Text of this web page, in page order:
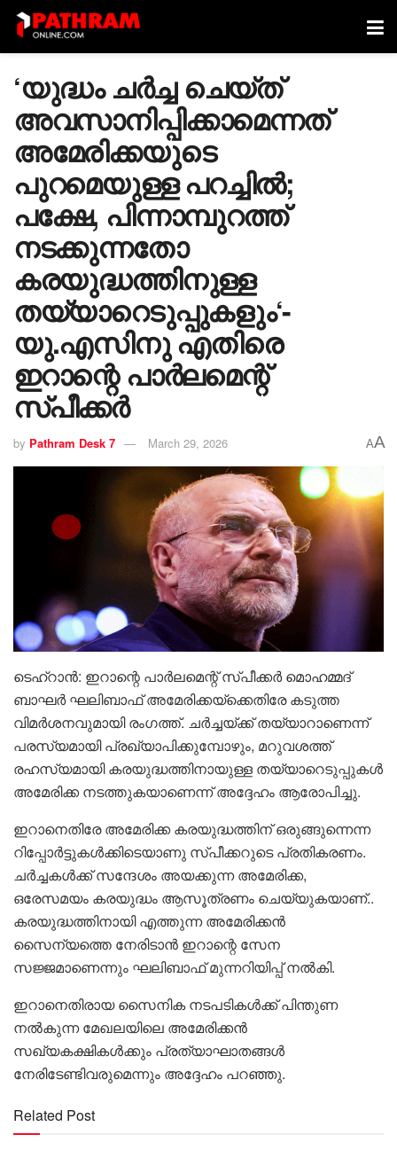
‘യുദ്ധം ചർച്ച ചെയ്ത്
അവസാനിപ്പിക്കാമെന്നത്
അമേരിക്കയുടെ
പുറമെയുള്ള പറച്ചിൽ;
പക്ഷേ, പിന്നാമ്പുറത്ത്
നടക്കുന്നതോ
കരയുദ്ധത്തിനുള്ള
തയ്യാറെടുപ്പുകളും‘-
യു.എസിനു എതിരെ
ഇറാന്റെ പാർലമെന്റ്
സ്പീക്കർ
by Pathram Desk 7 March 29, 2026 AA
ടെഹ്‌റാൻ: ഇറാന്റെ പാർലമെന്റ് സ്പീക്കർ മൊഹമ്മദ്
ബാഘർ ഘലിബാഫ് അമേരിക്കയ്‌ക്കെതിരേ കടുത്ത
വിമർശനവുമായി രംഗത്ത്. ചർച്ചയ്ക്ക് തയ്യാറാണെന്ന്
പരസ്യമായി പ്രഖ്യാപിക്കുമ്പോഴും, മറുവശത്ത്
രഹസ്യമായി കരയുദ്ധത്തിനായുള്ള തയ്യാറെടുപ്പുകൾ
അമേരിക്ക നടത്തുകയാണെന്ന് അദ്ദേഹം ആരോപിച്ചു.
ഇറാനെതിരേ അമേരിക്ക കരയുദ്ധത്തിന് ഒരുങ്ങുന്നെന്ന
റിപ്പോർട്ടുകൾക്കിടെയാണു സ്പീക്കറുടെ പ്രതികരണം.
ചർച്ചകൾക്ക് സന്ദേശം അയക്കുന്ന അമേരിക്ക,
ഒരേസമയം കരയുദ്ധം ആസൂത്രണം ചെയ്യുകയാണ്..
കരയുദ്ധത്തിനായി എത്തുന്ന അമേരിക്കൻ
സൈന്യത്തെ നേരിടാൻ ഇറാന്റെ സേന
സജ്ജമാണെന്നും ഘലിബാഫ് മുന്നറിയിപ്പ് നൽകി.
ഇറാനെതിരായ സൈനിക നടപടികൾക്ക് പിന്തുണ
നൽകുന്ന മേഖലയിലെ അമേരിക്കൻ
സഖ്യകക്ഷികൾക്കും പ്രത്യാഘാതങ്ങൾ
നേരിടേണ്ടിവരുമെന്നും അദ്ദേഹം പറഞ്ഞു.
Related Post